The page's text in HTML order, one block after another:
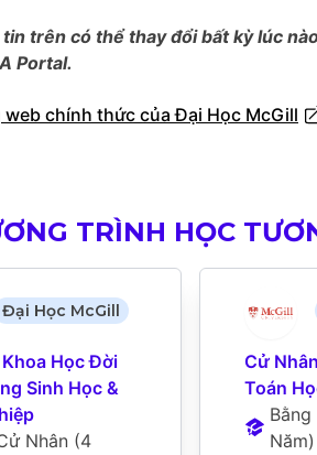
trên có thể thay đổi bất kỳ lúc
Portal.
web chính thức của Đại Học McGill
TRÌNH HỌC
Đại Học McGill
Học Đời
Sinh Học &
Nhân (4
Cử
Toán
Năm)